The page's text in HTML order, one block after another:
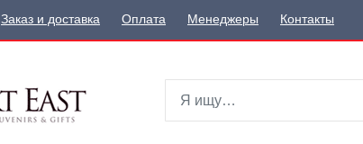
Заказ и доставка Оплата Менеджеры Контакты